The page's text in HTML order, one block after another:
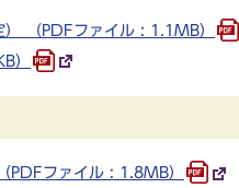
（PDFファイル : 1.1MB）
）
PDFファイル : 1.8MB）